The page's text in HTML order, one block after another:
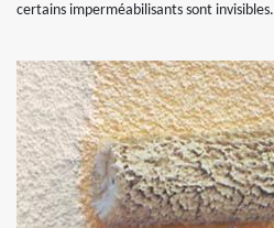
certains imperméabilisants sont invisibles.